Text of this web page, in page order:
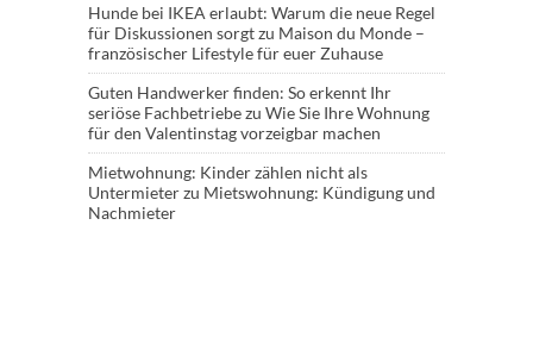
Hunde bei IKEA erlaubt: Warum die neue Regel
für Diskussionen sorgtzu Maison du Monde –
französischer Lifestyle für euer Zuhause
Guten Handwerker finden: So erkennt Ihr
seriöse Fachbetriebezu Wie Sie Ihre Wohnung
für den Valentinstag vorzeigbar machen
Mietwohnung: Kinder zählen nicht als
Untermieterzu Mietswohnung: Kündigung und
Nachmieter